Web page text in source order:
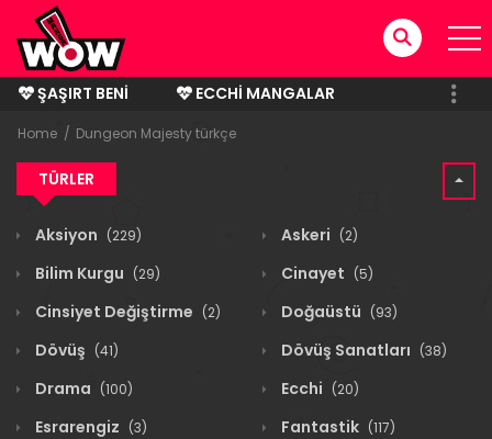
ŞAŞIRT BENI
ECCHI MANGALAR
BITMIŞ MANGALAR
Home Dungeon Majesty türkçe
TÜRLER
Aksiyon (229) Askeri (2)
Bilim Kurgu (29) Cinayet (5)
Cinsiyet Değiştirme (2) Doğaüstü (93)
Dövüş (41) Dövüş Sanatları (38)
Drama (100) Ecchi (20)
Esrarengiz (3) Fantastik (117)